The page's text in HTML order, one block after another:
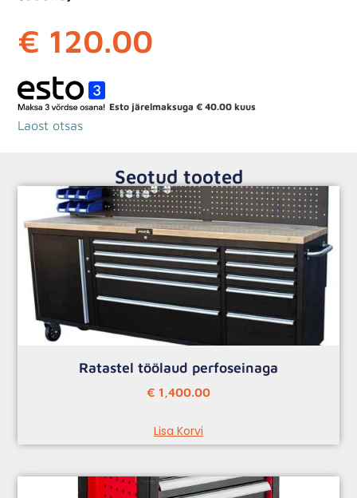
€ 120.00
Esto järelmaksuga€ 40.00 kuus
Laost otsas
Seotud tooted
Ratastel töölaud perfoseinaga
€ 1,400.00
Lisa Korvi